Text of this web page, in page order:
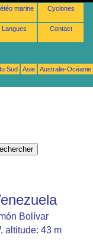
marine Cyclones
Langues Contact
Sud Asie
Australie-Océanie
Bolívar
altitude: 43 m